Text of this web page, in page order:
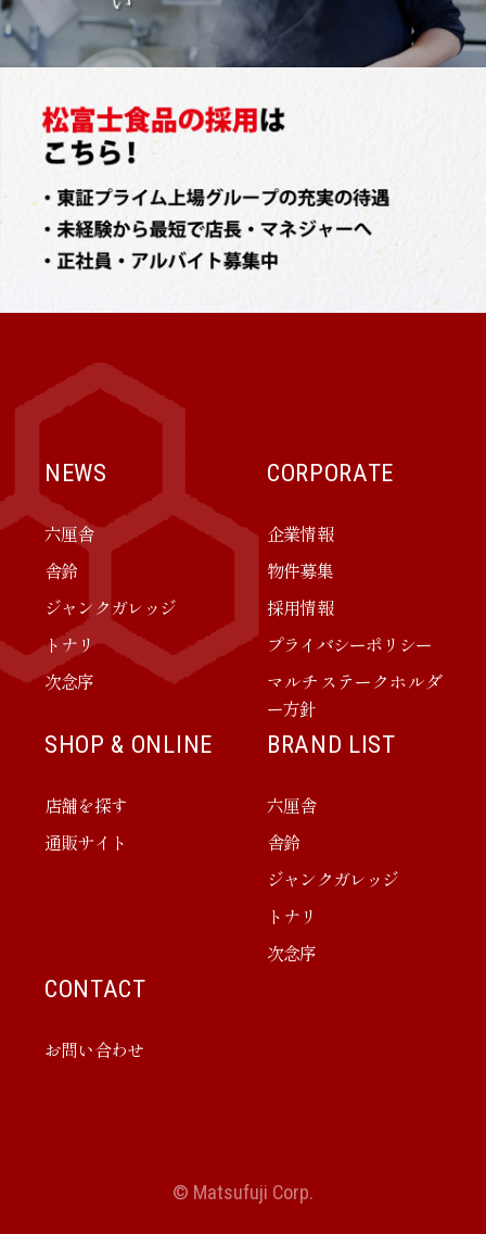
NEWS
六厘舎
舎鈴
ジャンクガレッジ
トナリ
次念序
CORPORATE
企業情報
物件募集
採用情報
プライバシーポリシー
マルチステークホルダ
ー方針
SHOP & ONLINE
店舗を探す
通販サイト
BRAND LIST
六厘舎
舎鈴
ジャンクガレッジ
トナリ
次念序
CONTACT
お問い合わせ
© Matsufuji Corp.